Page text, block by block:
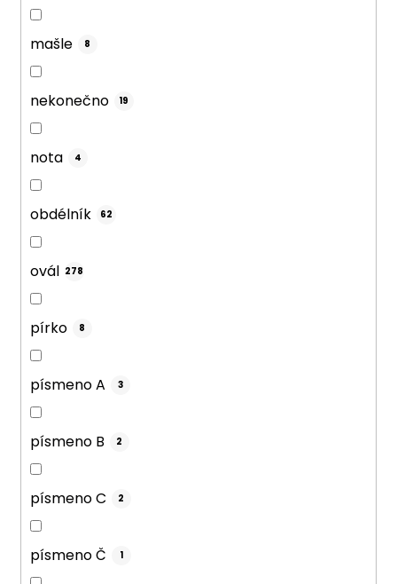
mašle 8
nekonečno 19
nota 4
obdélník 62
ovál 278
pírko 8
písmeno A 3
písmeno B 2
písmeno C 2
písmeno Č 1